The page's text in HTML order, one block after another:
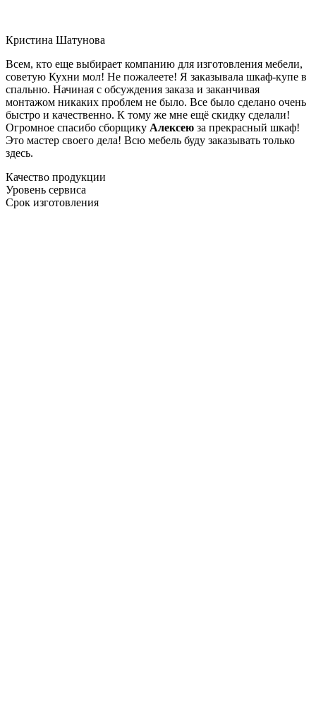
Кристина Шатунова
Всем, кто еще выбирает компанию для изготовления мебели,
советую Кухни мол! Не пожалеете! Я заказывала шкаф-купе в
спальню. Начиная с обсуждения заказа и заканчивая
монтажом никаких проблем не было. Все было сделано очень
быстро и качественно. К тому же мне ещё скидку сделали!
Огромное спасибо сборщику Алексею за прекрасный шкаф!
Это мастер своего дела! Всю мебель буду заказывать только
здесь.
Качество продукции
Уровень сервиса
Срок изготовления